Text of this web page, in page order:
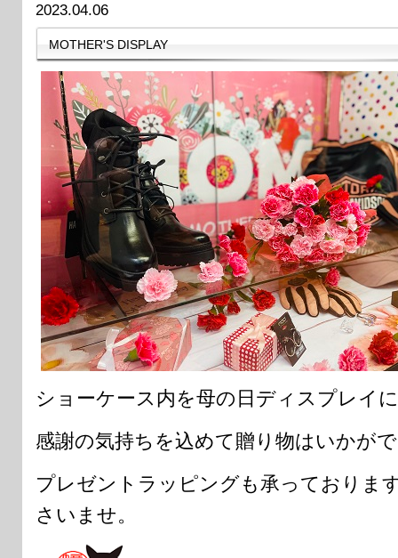
2023.04.06
MOTHER'S DISPLAY
ショーケース内を母の日ディスプレイ
感謝の気持ちを込めて贈り物はいかが
プレゼントラッピングも承っておりま
さいませ。